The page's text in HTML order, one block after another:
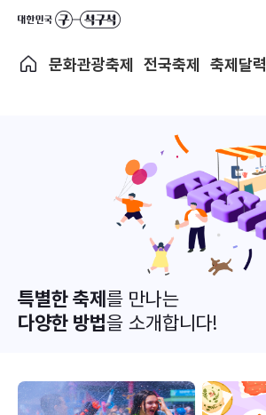
문화관광축제 전국축제 축제달력
특별한 축제를 만나는
다양한 방법을 소개합니다!